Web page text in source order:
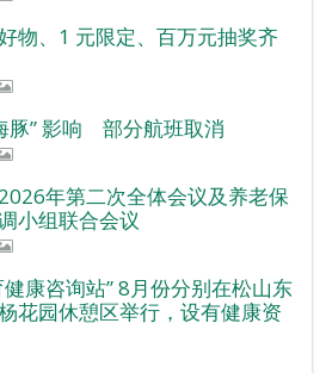
物、1 元限定、百万元抽奖齐
豚” 影响 部分航班取消
年第二次全体会议及养老保
小组联合会议
康咨询站” 8月份分别在松山东
花园休憩区举行，设有健康资